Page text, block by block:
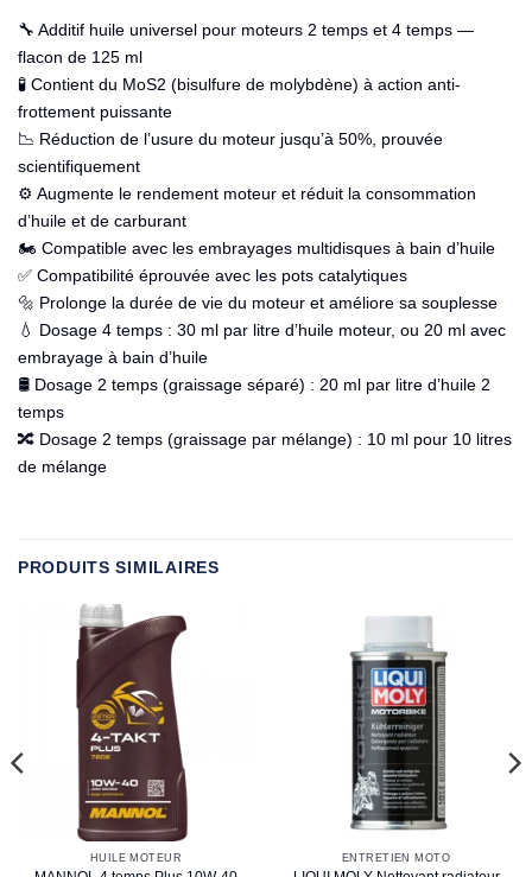
🔧 Additif huile universel pour moteurs 2 temps et 4 temps —
flacon de 125 ml
🧪 Contient du MoS2 (bisulfure de molybdène) à action anti-
frottement puissante
📉 Réduction de l’usure du moteur jusqu’à 50%, prouvée
scientifiquement
⚙️ Augmente le rendement moteur et réduit la consommation
d’huile et de carburant
🏍️ Compatible avec les embrayages multidisques à bain d’huile
✅ Compatibilité éprouvée avec les pots catalytiques
🔩 Prolonge la durée de vie du moteur et améliore sa souplesse
💧 Dosage 4 temps : 30 ml par litre d’huile moteur, ou 20 ml avec
embrayage à bain d’huile
🛢️ Dosage 2 temps (graissage séparé) : 20 ml par litre d’huile 2
temps
🔀 Dosage 2 temps (graissage par mélange) : 10 ml pour 10 litres
de mélange
PRODUITS SIMILAIRES
HUILE MOTEUR ENTRETIEN MOTO